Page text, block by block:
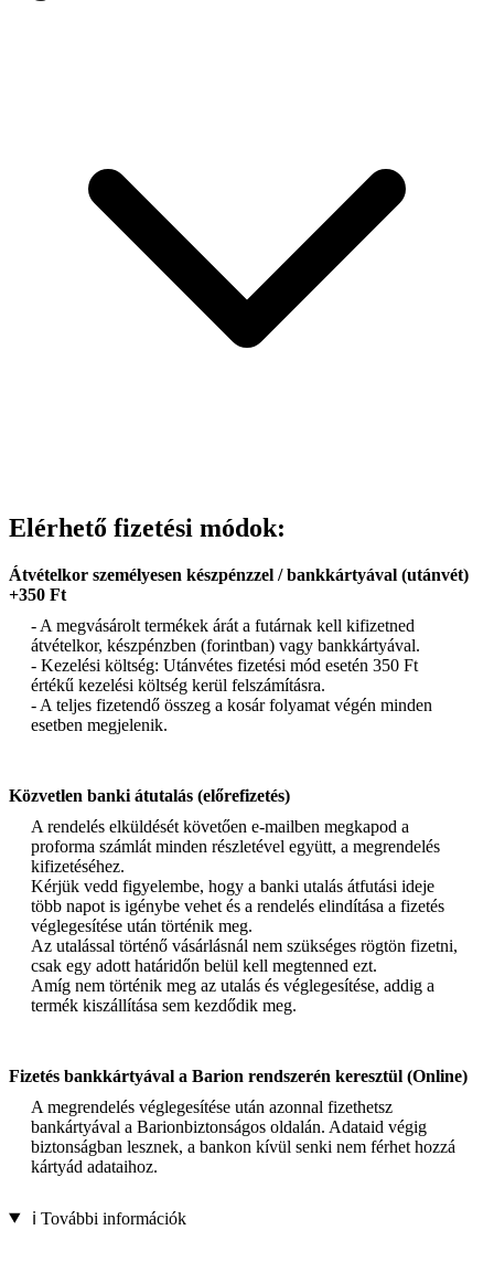
Elérhető fizetési módok:
Átvételkor személyesen készpénzzel / bankkártyával (utánvét)
+350 Ft
- A megvásárolt termékek árát a futárnak kell kifizetned
átvételkor, készpénzben (forintban) vagy bankkártyával.
- Kezelési költség: Utánvétes fizetési mód esetén 350 Ft
értékű kezelési költség kerül felszámításra.
- A teljes fizetendő összeg a kosár folyamat végén minden
esetben megjelenik.
Közvetlen banki átutalás (előrefizetés)
A rendelés elküldését követően e-mailben megkapod a
proforma számlát minden részletével együtt, a megrendelés
kifizetéséhez.
Kérjük vedd figyelembe, hogy a banki utalás átfutási ideje
több napot is igénybe vehet és a rendelés elindítása a fizetés
véglegesítése után történik meg.
Az utalással történő vásárlásnál nem szükséges rögtön fizetni,
csak egy adott határidőn belül kell megtenned ezt.
Amíg nem történik meg az utalás és véglegesítése, addig a
termék kiszállítása sem kezdődik meg.
Fizetés bankkártyával a Barion rendszerén keresztül (Online)
A megrendelés véglegesítése után azonnal fizethetsz
bankártyával a Barionbiztonságos oldalán. Adataid végig
biztonságban lesznek, a bankon kívül senki nem férhet hozzá
kártyád adataihoz.
ℹ️ További információk